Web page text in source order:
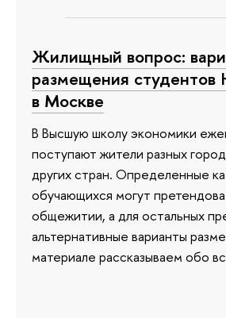
Жилищный вопрос:
размещения
в Москве
В Высшую школу экономики
поступают жители разных
других стран. Определенные
обучающихся могут
общежитии, а для остальных
альтернативные варианты
материале рассказываем обо